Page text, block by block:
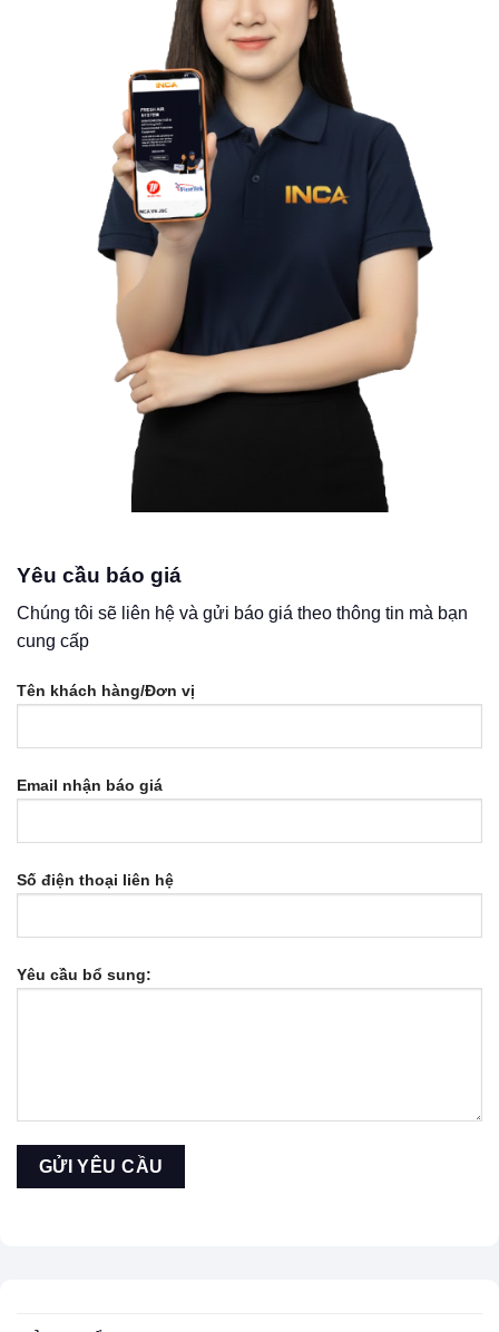
Yêu cầu báo giá
Chúng tôi sẽ liên hệ và gửi báo giá theo thông tin mà bạn
cung cấp
Tên khách hàng/Đơn vị
Email nhận báo giá
Số điện thoại liên hệ
Yêu cầu bổ sung: